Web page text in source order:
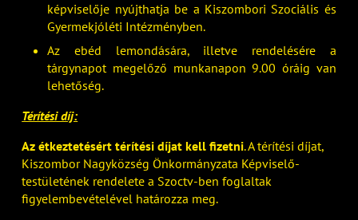
képviselője nyújthatja be a Kiszombori Szociális és
Gyermekjóléti Intézményben.
Az ebéd lemondására, illetve rendelésére a
tárgynapot megelőző munkanapon 9.00 óráig van
lehetőség.
Térítési díj:
Az étkeztetésért térítési díjat kell fizetni. A térítési díjat,
Kiszombor Nagyközség Önkormányzata Képviselő-
testületének rendelete a Szoctv-ben foglaltak
figyelembevételével határozza meg.